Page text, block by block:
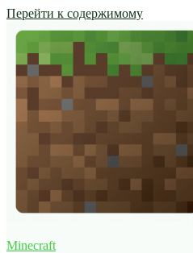
Перейти к содержимому
Minecraft